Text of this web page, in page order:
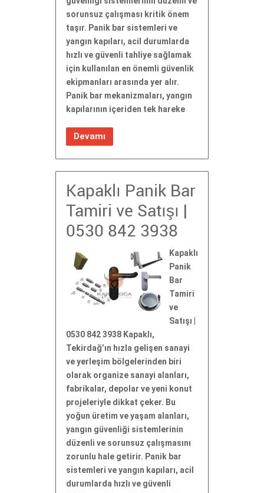
sorunsuz çalışması kritik önem
taşır. Panik bar sistemleri ve
yangın kapıları, acil durumlarda
hızlı ve güvenli tahliye sağlamak
için kullanılan en önemli güvenlik
ekipmanları arasında yer alır.
Panik bar mekanizmaları, yangın
kapılarının içeriden tek hareke
Devamı
Kapaklı Panik Bar
Tamiri ve Satışı |
0530 842 3938
Kapaklı
Panik
Bar
Tamiri
ve
Satışı |
0530 842 3938 Kapaklı,
Tekirdağ’ın hızla gelişen sanayi
ve yerleşim bölgelerinden biri
olarak organize sanayi alanları,
fabrikalar, depolar ve yeni konut
projeleriyle dikkat çeker. Bu
yoğun üretim ve yaşam alanları,
yangın güvenliği sistemlerinin
düzenli ve sorunsuz çalışmasını
zorunlu hale getirir. Panik bar
sistemleri ve yangın kapıları, acil
durumlarda hızlı ve güvenli